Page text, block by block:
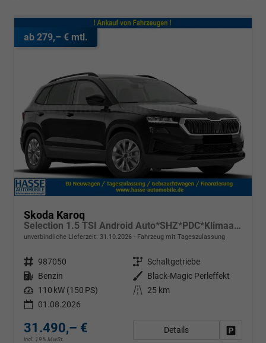
ab 279,– € mtl.
Skoda Karoq
Selection 1.5 TSI Android Auto*SHZ*PDC*Klimaauto*SUNSET*LED
unverbindliche Lieferzeit: 31.10.2026 Fahrzeug mit Tageszulassung
Fahrzeugnr. 987050 Getriebe Schaltgetriebe
Kraftstoff Benzin Außenfarbe
Black-Magic Perleffekt
Leistung 110 kW (150 PS) Kilometerstand
25 km
01.08.2026
31.490,– €
incl. 19% MwSt.
Details